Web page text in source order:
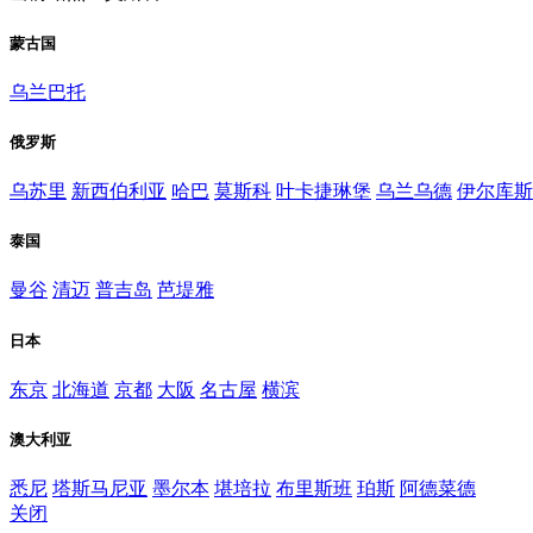
蒙古国
乌兰巴托
俄罗斯
乌苏里 新西伯利亚 哈巴 莫斯科 叶卡捷琳堡 乌兰乌德 伊尔库
泰国
曼谷 清迈 普吉岛 芭堤雅
日本
东京 北海道 京都 大阪 名古屋 横滨
澳大利亚
悉尼 塔斯马尼亚 墨尔本 堪培拉 布里斯班 珀斯 阿德菜德
关闭